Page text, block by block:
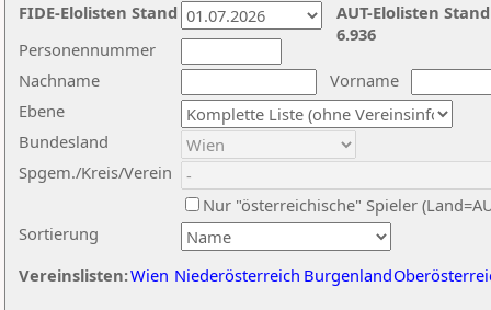
Nachname
Vorname
Ebene
Sortierung
Personennummer
Bundesland
Spgem./Kreis/Verein
Nur "österreichische" Spieler
Vereinslisten:Wien Niederösterreich Burgenland
AUT-Elolisten
6.936
FIDE-Elolisten Stand